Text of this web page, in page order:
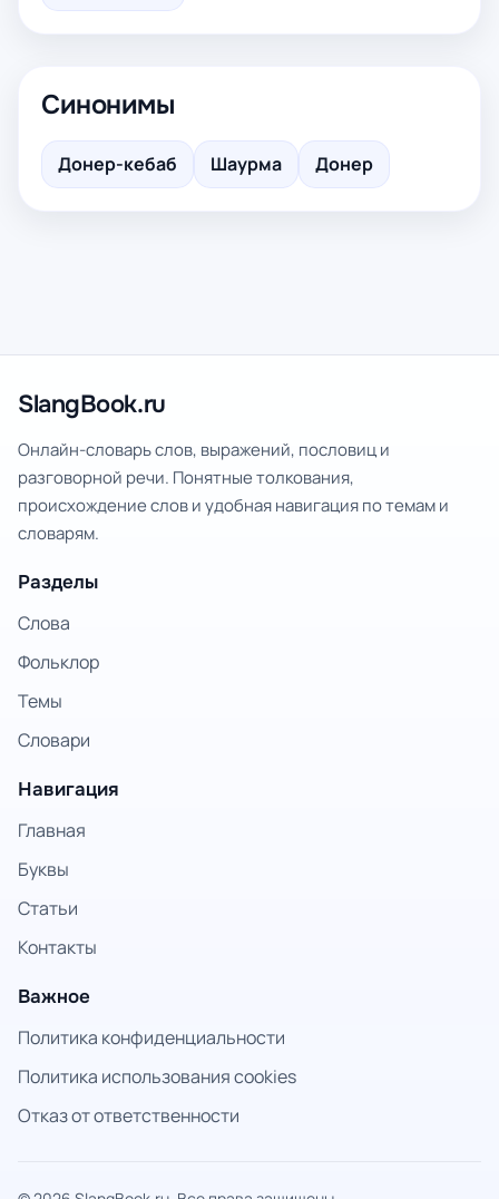
Синонимы
Донер-кебаб Шаурма Донер
SlangBook.ru
Онлайн-словарь слов, выражений, пословиц и
разговорной речи. Понятные толкования,
происхождение слов и удобная навигация по темам и
словарям.
Разделы
Слова
Фольклор
Темы
Словари
Навигация
Главная
Буквы
Статьи
Контакты
Важное
Политика конфиденциальности
Политика использования cookies
Отказ от ответственности